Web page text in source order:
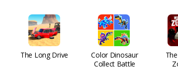
The Long Drive
Color Dinosaur
Collect Battle